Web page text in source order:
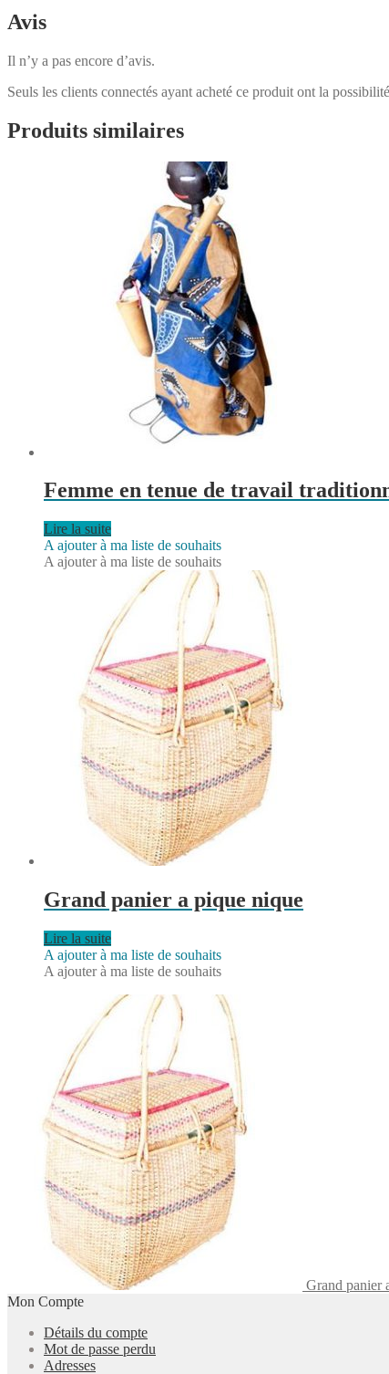
Avis
Il n’y a pas encore d’avis.
Seuls les clients connectés ayant acheté ce produit ont la
Produits similaires
Femme en tenue de travail
Lire la suite
A ajouter à ma liste de souhaits
A ajouter à ma liste de souhaits
Grand panier a pique nique
Lire la suite
A ajouter à ma liste de souhaits
A ajouter à ma liste de souhaits
Grand panier
Mon Compte
Détails du compte
Mot de passe perdu
Adresses